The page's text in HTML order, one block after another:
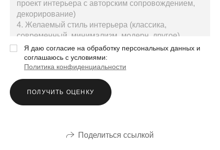
Я даю согласие на обработку персональных данных и
соглашаюсь с условиями:
Политика конфиденциальности
ПОЛУЧИТЬ ОЦЕНКУ
Поделиться ссылкой